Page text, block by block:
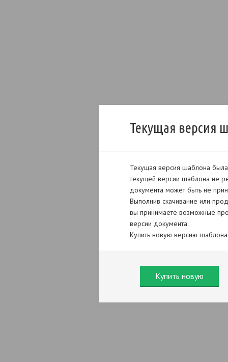
Текущая версия
Текущая версия шаблона
текущей версии шаблона не
документа может быть не
Выполнив скачивание или
вы принимаете возможные
версии документа.
Купить новую версию
Купить новую